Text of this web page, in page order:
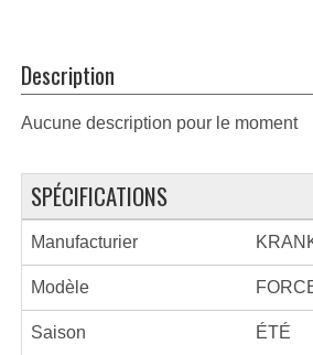
Description
Aucune description pour le moment
SPÉCIFICATIONS
Manufacturier
Modèle
Saison ÉTÉ